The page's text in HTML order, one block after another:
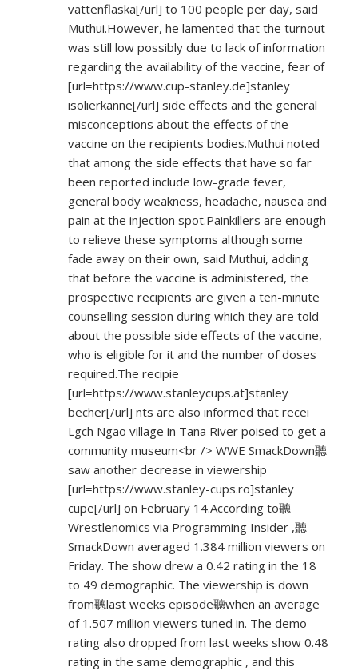
vattenflaska[/url] to 100 people per day, said
Muthui.However, he lamented that the turnout
was still low possibly due to lack of information
regarding the availability of the vaccine, fear of
[url=https://www.cup-stanley.de]stanley
isolierkanne[/url] side effects and the general
misconceptions about the effects of the
vaccine on the recipients bodies.Muthui noted
that among the side effects that have so far
been reported include low-grade fever,
general body weakness, headache, nausea and
pain at the injection spot.Painkillers are enough
to relieve these symptoms although some
fade away on their own, said Muthui, adding
that before the vaccine is administered, the
prospective recipients are given a ten-minute
counselling session during which they are told
about the possible side effects of the vaccine,
who is eligible for it and the number of doses
required.The recipie
[url=https://www.stanleycups.at]stanley
becher[/url] nts are also informed that recei
Lgch Ngao village in Tana River poised to get a
community museum<br /> WWE SmackDown聽
saw another decrease in viewership
[url=https://www.stanley-cups.ro]stanley
cupe[/url] on February 14.According to聽
Wrestlenomics via Programming Insider ,聽
SmackDown averaged 1.384 million viewers on
Friday. The show drew a 0.42 rating in the 18
to 49 demographic. The viewership is down
from聽last weeks episode聽when an average
of 1.507 million viewers tuned in. The demo
rating also dropped from last weeks show 0.48
rating in the same demographic , and this